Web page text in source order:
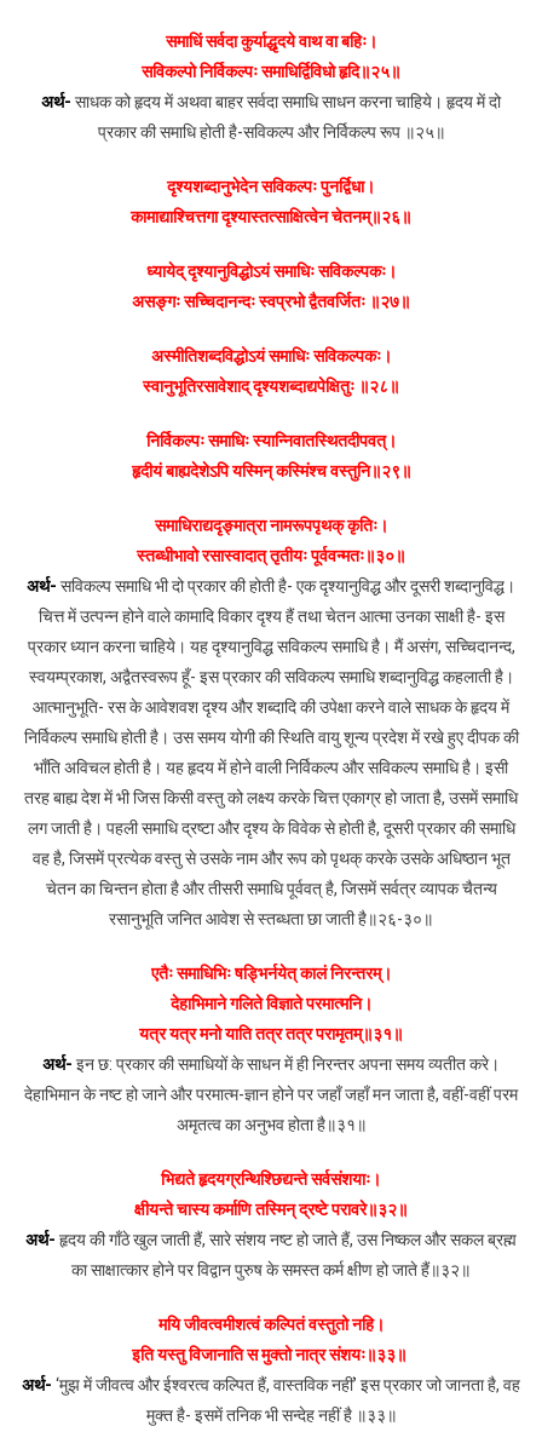
समाधिं सर्वदा कुर्याद्धृदये वाथ वा बहिः।
सविकल्पो निर्विकल्पः समाधिर्द्विविधो हृदि॥२५॥
अर्थ- साधक को हृदय में अथवा बाहर सर्वदा समाधि साधन करना चाहिये। हृदय में दो
प्रकार की समाधि होती है-सविकल्प और निर्विकल्प रूप ॥२५॥
दृश्यशब्दानुभेदेन सविकल्पः पुनर्द्विधा।
कामाद्याश्चित्तगा दृश्यास्तत्साक्षित्वेन चेतनम्॥२६॥
ध्यायेद् दृश्यानुविद्धोऽयं समाधिः सविकल्पकः।
असङ्गः सच्चिदानन्दः स्वप्रभो द्वैतवर्जितः ॥२७॥
अस्मीतिशब्दविद्धोऽयं समाधिः सविकल्पकः।
स्वानुभूतिरसावेशाद् दृश्यशब्दाद्यपेक्षितुः ॥२८॥
निर्विकल्पः समाधिः स्यान्निवातस्थितदीपवत्।
हृदीयं बाह्यदेशेऽपि यस्मिन् कस्मिंश्च वस्तुनि॥२९॥
समाधिराद्यदृङ्मात्रा नामरूपपृथक् कृतिः।
स्तब्धीभावो रसास्वादात् तृतीयः पूर्ववन्मतः॥३०॥
अर्थ- सविकल्प समाधि भी दो प्रकार की होती है- एक दृश्यानुविद्ध और दूसरी शब्दानुविद्ध।
चित्त में उत्पन्न होने वाले कामादि विकार दृश्य हैं तथा चेतन आत्मा उनका साक्षी है- इस
प्रकार ध्यान करना चाहिये। यह दृश्यानुविद्ध सविकल्प समाधि है। मैं असंग, सच्चिदानन्द,
स्वयम्प्रकाश, अद्वैतस्वरूप हूँ- इस प्रकार की सविकल्प समाधि शब्दानुविद्ध कहलाती है।
आत्मानुभूति- रस के आवेशवश दृश्य और शब्दादि की उपेक्षा करने वाले साधक के हृदय में
निर्विकल्प समाधि होती है। उस समय योगी की स्थिति वायु शून्य प्रदेश में रखे हुए दीपक की
भाँति अविचल होती है। यह हृदय में होने वाली निर्विकल्प और सविकल्प समाधि है। इसी
तरह बाह्य देश में भी जिस किसी वस्तु को लक्ष्य करके चित्त एकाग्र हो जाता है, उसमें समाधि
लग जाती है। पहली समाधि द्रष्टा और दृश्य के विवेक से होती है, दूसरी प्रकार की समाधि
वह है, जिसमें प्रत्येक वस्तु से उसके नाम और रूप को पृथक् करके उसके अधिष्ठान भूत
चेतन का चिन्तन होता है और तीसरी समाधि पूर्ववत् है, जिसमें सर्वत्र व्यापक चैतन्य
रसानुभूति जनित आवेश से स्तब्धता छा जाती है॥२६-३०॥
एतैः समाधिभिः षड्भिर्नयेत् कालं निरन्तरम्।
देहाभिमाने गलिते विज्ञाते परमात्मनि।
यत्र यत्र मनो याति तत्र तत्र परामृतम्॥३१॥
अर्थ- इन छ: प्रकार की समाधियों के साधन में ही निरन्तर अपना समय व्यतीत करे।
देहाभिमान के नष्ट हो जाने और परमात्म-ज्ञान होने पर जहाँ जहाँ मन जाता है, वहीं-वहीं परम
अमृतत्व का अनुभव होता है॥३१॥
भिद्यते हृदयग्रन्थिश्छिद्यन्ते सर्वसंशयाः।
क्षीयन्ते चास्य कर्माणि तस्मिन् द्रष्टे परावरे॥३२॥
अर्थ- हृदय की गाँठे खुल जाती हैं, सारे संशय नष्ट हो जाते हैं, उस निष्कल और सकल ब्रह्म
का साक्षात्कार होने पर विद्वान पुरुष के समस्त कर्म क्षीण हो जाते हैं॥३२॥
मयि जीवत्वमीशत्वं कल्पितं वस्तुतो नहि।
इति यस्तु विजानाति स मुक्तो नात्र संशयः॥३३॥
अर्थ- ‘मुझ में जीवत्व और ईश्वरत्व कल्पित हैं, वास्तविक नहीं’ इस प्रकार जो जानता है, वह
मुक्त है- इसमें तनिक भी सन्देह नहीं है ॥३३॥